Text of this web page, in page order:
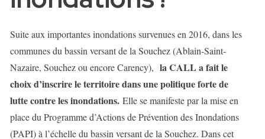
Suite aux importantes inondations survenues en 2016, dans les
communes du bassin versant de la Souchez (Ablain-Saint-
Nazaire, Souchez ou encore Carency), la CALL a fait le
choix d’inscrire le territoire dans une politique forte de
lutte contre les inondations. Elle se manifeste par la mise en
place du Programme d’Actions de Prévention des Inondations
(PAPI) à l’échelle du bassin versant de la Souchez. Dans cet